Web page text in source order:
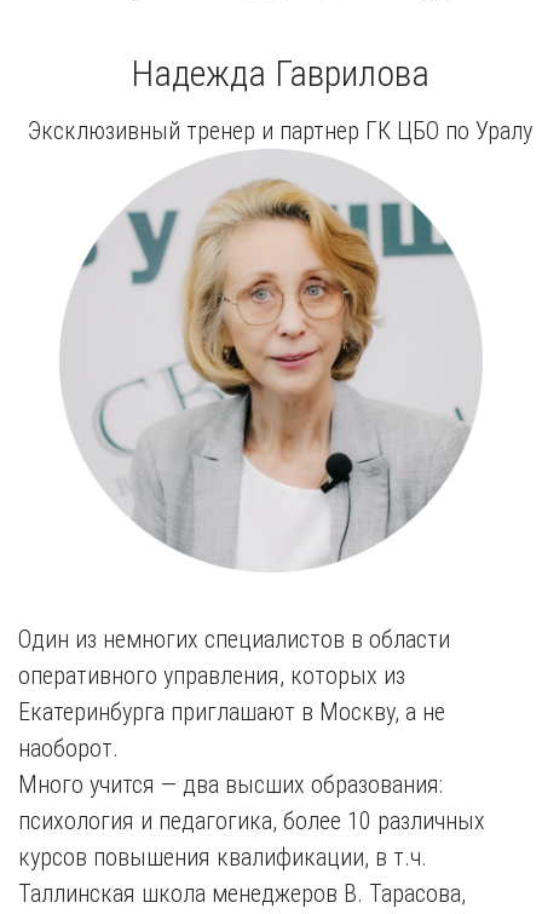
Надежда Гаврилова
Эксклюзивный тренер и партнер ГК ЦБО по Уралу
Один из немногих специалистов в области
оперативного управления, которых из
Екатеринбурга приглашают в Москву, а не
наоборот.
Много учится — два высших образования:
психология и педагогика, более 10 различных
курсов повышения квалификации, в т.ч.
Таллинская школа менеджеров В. Тарасова,